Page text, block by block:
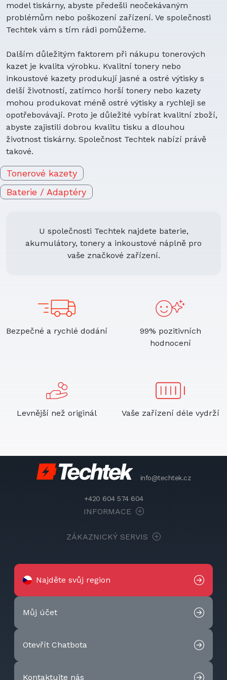
model tiskárny, abyste předešli neočekávaným
problémům nebo poškození zařízení. Ve společnosti
Techtek vám s tím rádi pomůžeme.
Dalším důležitým faktorem při nákupu tonerových
kazet je kvalita výrobku. Kvalitní tonery nebo
inkoustové kazety produkují jasné a ostré výtisky s
delší životností, zatímco horší tonery nebo kazety
mohou produkovat méně ostré výtisky a rychleji se
opotřebovávají. Proto je důležité vybírat kvalitní zboží,
abyste zajistili dobrou kvalitu tisku a dlouhou
životnost tiskárny. Společnost Techtek nabízí právě
takové.
Tonerové kazety
Baterie / Adaptéry
U společnosti Techtek najdete baterie,
akumulátory, tonery a inkoustové náplně pro
vaše značkové zařízení.
Bezpečné a rychlé dodání
99% pozitivních
hodnocení
Levnější než originál Vaše zařízení déle vydrží
info@techtek.cz
+420 604 574 604
INFORMACE
ZÁKAZNICKÝ SERVIS
Najděte svůj region
Můj účet
Otevřít Chatbota
Kontaktujte nás